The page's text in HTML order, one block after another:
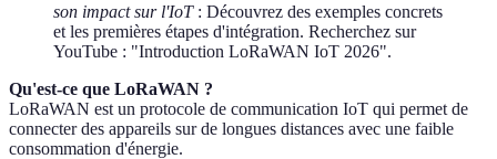
son impact sur l'IoT: Découvrez des exemples concrets
et les premières étapes d'intégration. Recherchez sur
YouTube : "Introduction LoRaWAN IoT 2026".
Qu'est-ce que LoRaWAN ?
LoRaWAN est un protocole de communication IoT qui permet de
connecter des appareils sur de longues distances avec une faible
consommation d'énergie.